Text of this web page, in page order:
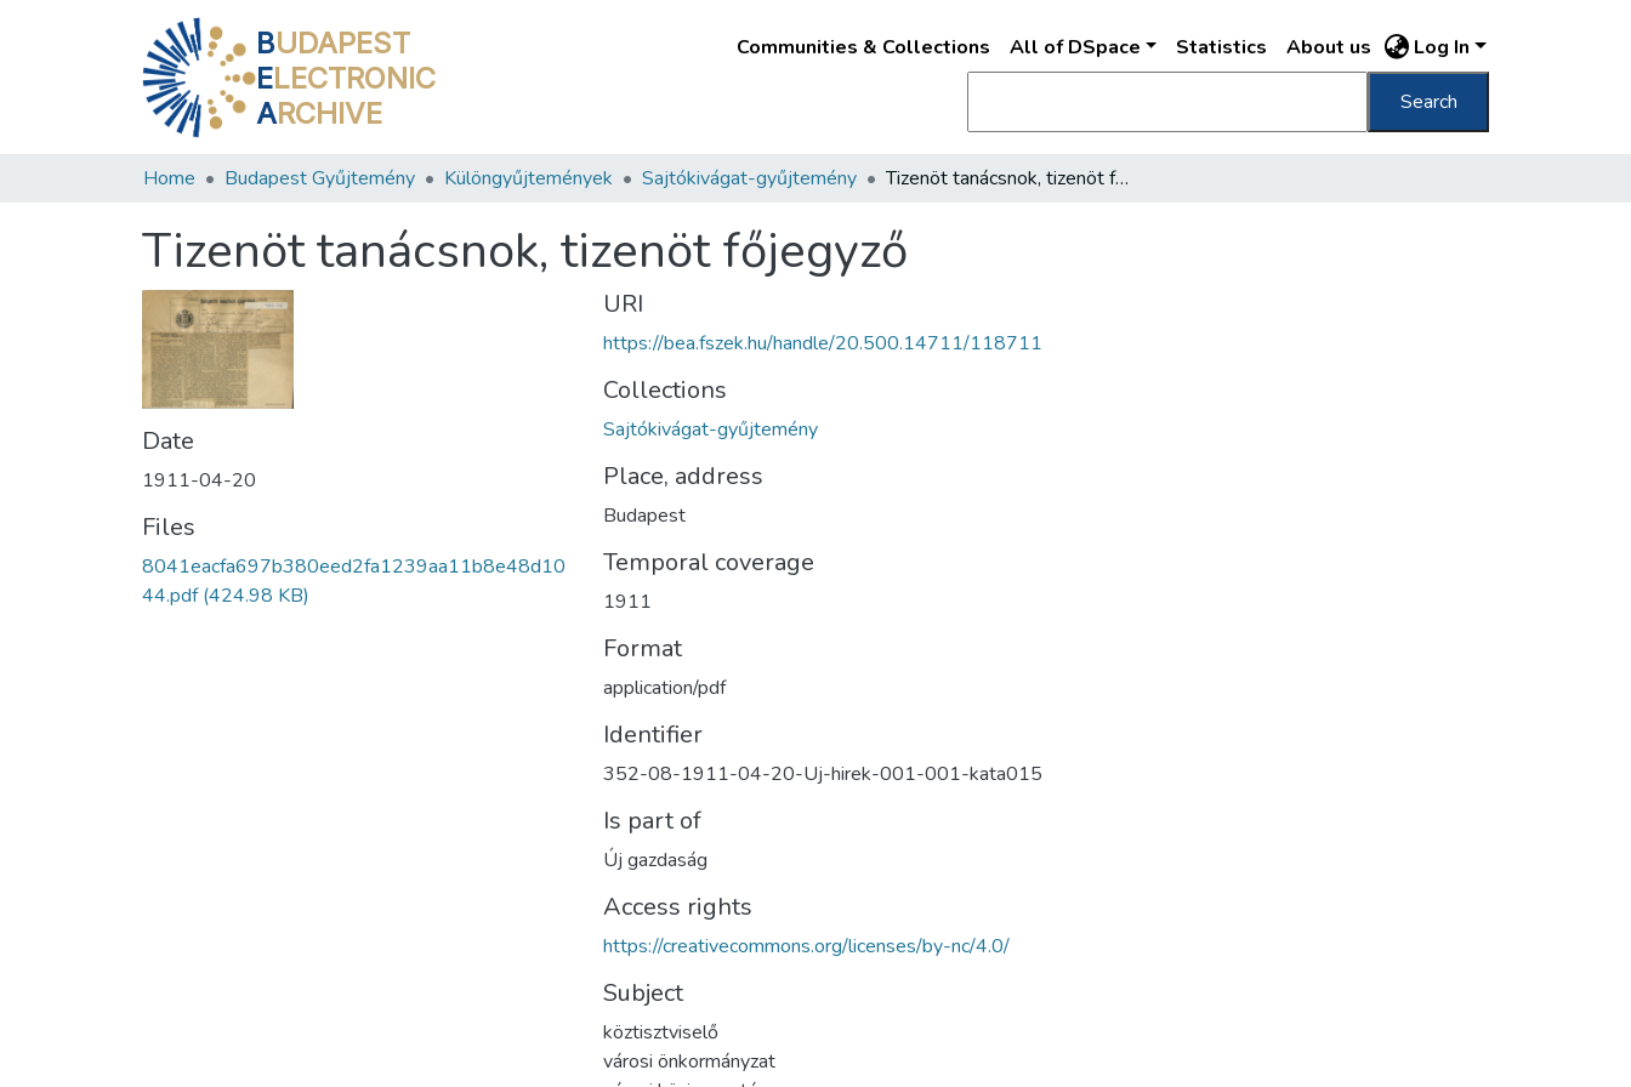
BUDAPEST
ELECTRONIC
ARCHIVE
Communities & Collections All of DSpace Statistics About us Log In
Search
Home Budapest Gyűjtemény Különgyűjtemények Sajtókivágat-gyűjtemény Tizenöt tanácsnok, tizenöt főjegyző
Tizenöt tanácsnok, tizenöt főjegyző
Date
1911-04-20
Files
8041eacfa697b380eed2fa1239aa11b8e48d10
44.pdf(424.98 KB)
URI
https://bea.fszek.hu/handle/20.500.14711/118711
Collections
Sajtókivágat-gyűjtemény
Place, address
Budapest
Temporal coverage
1911
Format
application/pdf
Identifier
352-08-1911-04-20-Uj-hirek-001-001-kata015
Is part of
Új gazdaság
Access rights
https://creativecommons.org/licenses/by-nc/4.0/
Subject
köztisztviselő
városi önkormányzat